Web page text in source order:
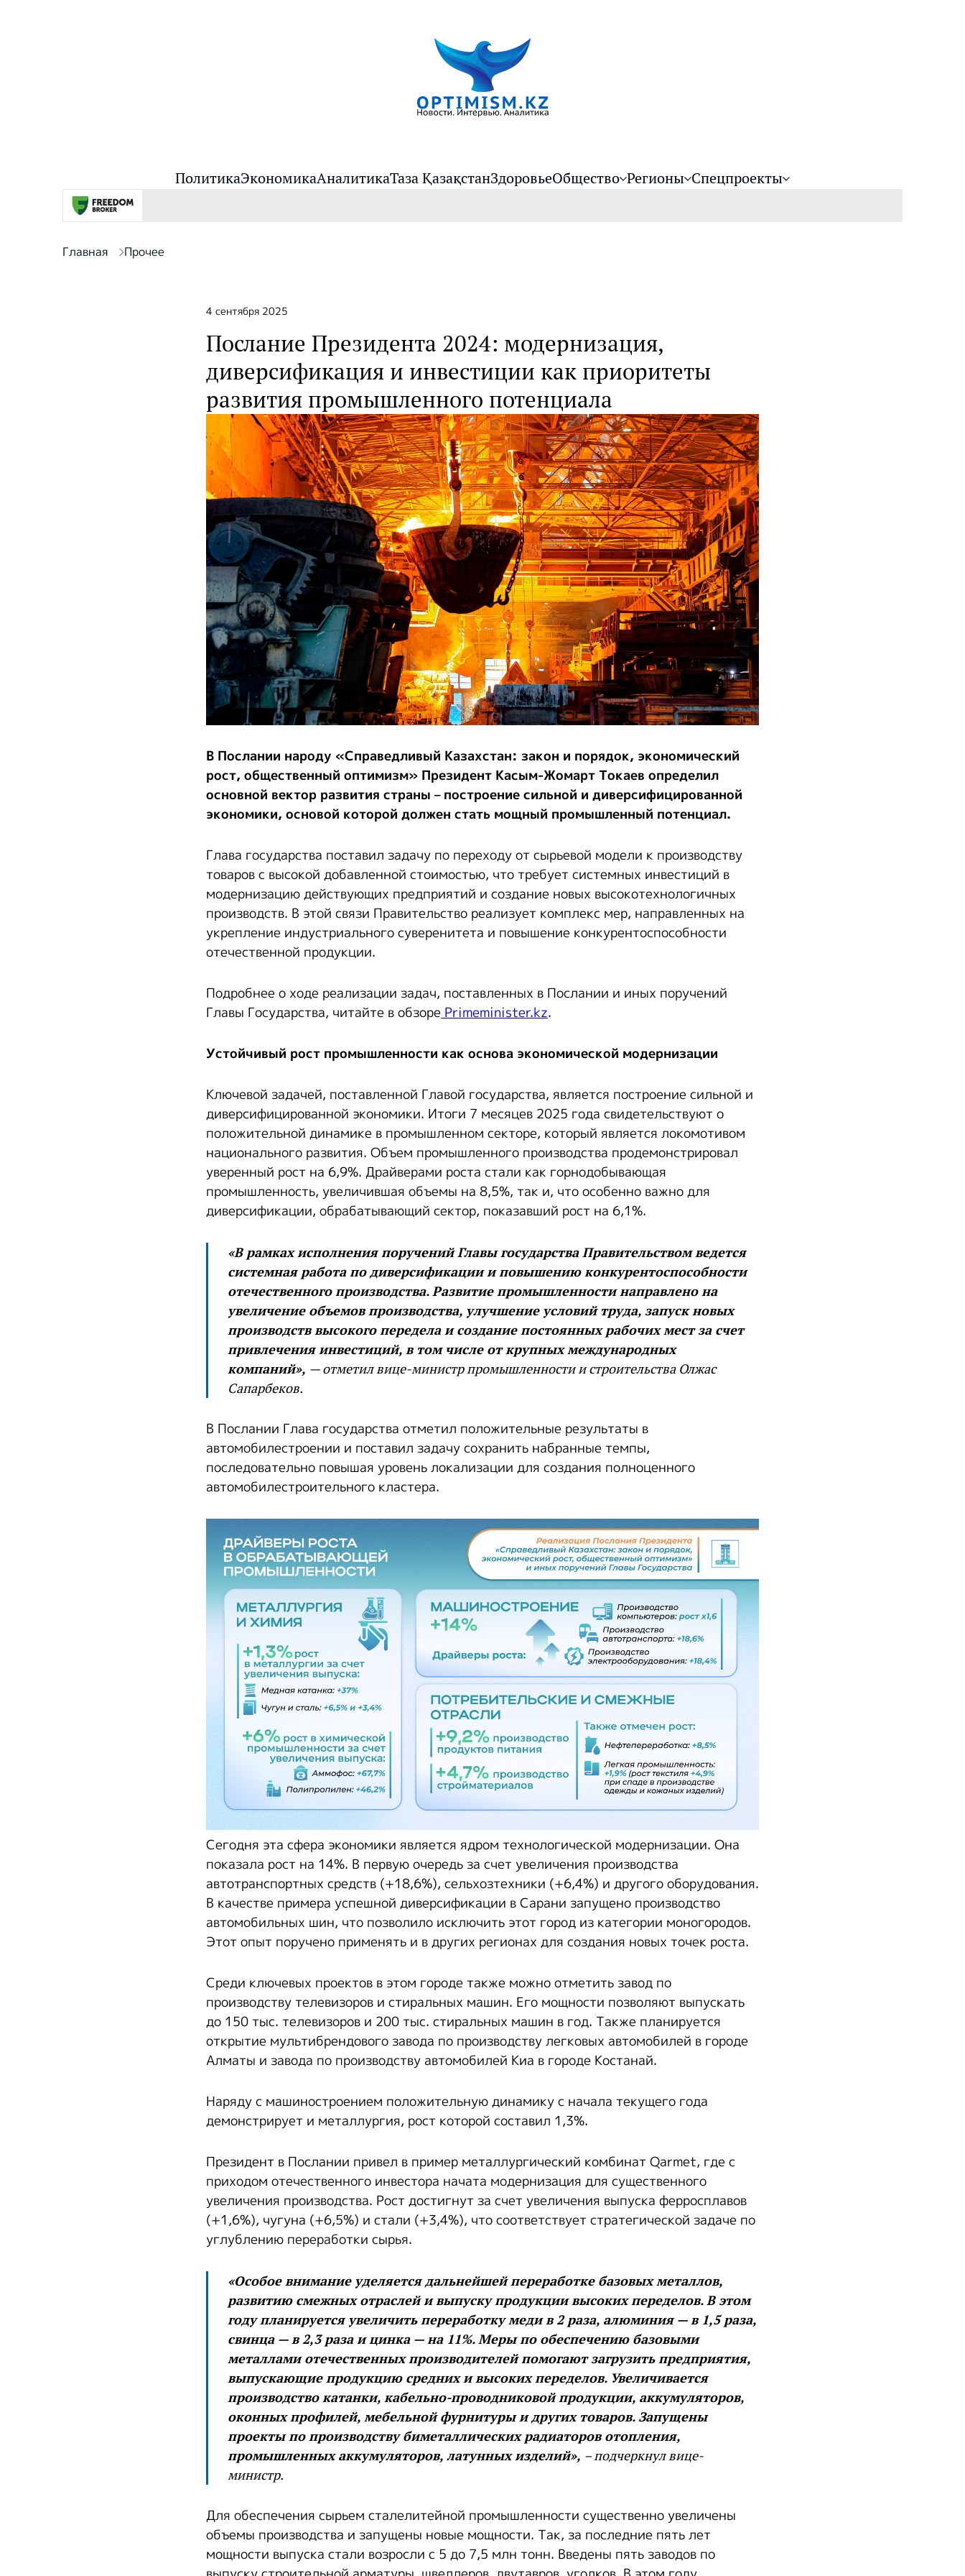
ПолитикаЭкономикаАналитикаТаза ҚазақстанЗдоровьеОбщество Регионы Спецпроекты
Главная Прочее
4 сентября 2025
Послание Президента 2024: модернизация,
диверсификация и инвестиции как приоритеты
развития промышленного потенциала
В Послании народу «Справедливый Казахстан: закон и порядок, экономический
рост, общественный оптимизм» Президент Касым-Жомарт Токаев определил
основной вектор развития страны – построение сильной и диверсифицированной
экономики, основой которой должен стать мощный промышленный потенциал.
Глава государства поставил задачу по переходу от сырьевой модели к производству
товаров с высокой добавленной стоимостью, что требует системных инвестиций в
модернизацию действующих предприятий и создание новых высокотехнологичных
производств. В этой связи Правительство реализует комплекс мер, направленных на
укрепление индустриального суверенитета и повышение конкурентоспособности
отечественной продукции.
Подробнее о ходе реализации задач, поставленных в Послании и иных поручений
Главы Государства, читайте в обзоре Primeminister.kz.
Устойчивый рост промышленности как основа экономической модернизации
Ключевой задачей, поставленной Главой государства, является построение сильной и
диверсифицированной экономики. Итоги 7 месяцев 2025 года свидетельствуют о
положительной динамике в промышленном секторе, который является локомотивом
национального развития. Объем промышленного производства продемонстрировал
уверенный рост на 6,9%. Драйверами роста стали как горнодобывающая
промышленность, увеличившая объемы на 8,5%, так и, что особенно важно для
диверсификации, обрабатывающий сектор, показавший рост на 6,1%.
«В рамках исполнения поручений Главы государства Правительством ведется
системная работа по диверсификации и повышению конкурентоспособности
отечественного производства. Развитие промышленности направлено на
увеличение объемов производства, улучшение условий труда, запуск новых
производств высокого передела и создание постоянных рабочих мест за счет
привлечения инвестиций, в том числе от крупных международных
компаний», — отметил вице-министр промышленности и строительства Олжас
Сапарбеков.
В Послании Глава государства отметил положительные результаты в
автомобилестроении и поставил задачу сохранить набранные темпы,
последовательно повышая уровень локализации для создания полноценного
автомобилестроительного кластера.
Сегодня эта сфера экономики является ядром технологической модернизации. Она
показала рост на 14%. В первую очередь за счет увеличения производства
автотранспортных средств (+18,6%), сельхозтехники (+6,4%) и другого оборудования.
В качестве примера успешной диверсификации в Сарани запущено производство
автомобильных шин, что позволило исключить этот город из категории моногородов.
Этот опыт поручено применять и в других регионах для создания новых точек роста.
Среди ключевых проектов в этом городе также можно отметить завод по
производству телевизоров и стиральных машин. Его мощности позволяют выпускать
до 150 тыс. телевизоров и 200 тыс. стиральных машин в год. Также планируется
открытие мультибрендового завода по производству легковых автомобилей в городе
Алматы и завода по производству автомобилей Киа в городе Костанай.
Наряду с машиностроением положительную динамику с начала текущего года
демонстрирует и металлургия, рост которой составил 1,3%.
Президент в Послании привел в пример металлургический комбинат Qarmet, где с
приходом отечественного инвестора начата модернизация для существенного
увеличения производства. Рост достигнут за счет увеличения выпуска ферросплавов
(+1,6%), чугуна (+6,5%) и стали (+3,4%), что соответствует стратегической задаче по
углублению переработки сырья.
«Особое внимание уделяется дальнейшей переработке базовых металлов,
развитию смежных отраслей и выпуску продукции высоких переделов. В этом
году планируется увеличить переработку меди в 2 раза, алюминия — в 1,5 раза,
свинца — в 2,3 раза и цинка — на 11%. Меры по обеспечению базовыми
металлами отечественных производителей помогают загрузить предприятия,
выпускающие продукцию средних и высоких переделов. Увеличивается
производство катанки, кабельно-проводниковой продукции, аккумуляторов,
оконных профилей, мебельной фурнитуры и других товаров. Запущены
проекты по производству биметаллических радиаторов отопления,
промышленных аккумуляторов, латунных изделий», – подчеркнул вице-
министр.
Для обеспечения сырьем сталелитейной промышленности существенно увеличены
объемы производства и запущены новые мощности. Так, за последние пять лет
мощности выпуска стали возросли с 5 до 7,5 млн тонн. Введены пять заводов по